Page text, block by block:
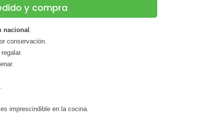
y compra
nacional .
conservación.
es imprescindible en la cocina.